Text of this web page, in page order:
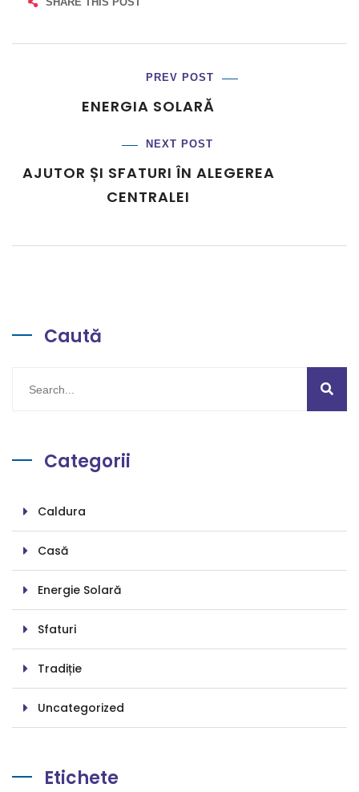
PREV POST
ENERGIA SOLARĂ
NEXT POST
AJUTOR ȘI SFATURI ÎN ALEGEREA
CENTRALEI
Caută
Categorii
Caldura
Casă
Energie Solară
Sfaturi
Tradiție
Uncategorized
Etichete